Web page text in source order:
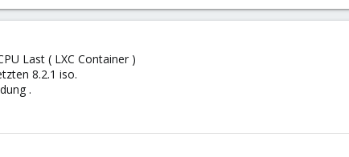
Last ( LXC Container )
8.2.1 iso.
.